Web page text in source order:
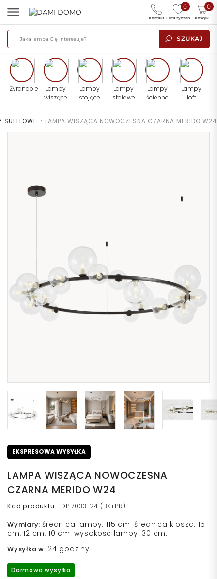
SZUKAJ
0
Lista życzeń
0
Koszyk
Kontakt
Żyrandole
Lampy
wiszące
Lampy
stojące
Lampy
stołowe
Lampy
ścienne
Lampy
loft
SUFITOWE > LAMPA WISZĄCA NOWOCZESNA CZARNA MERIDO W24
EKSPRESOWA WYSYŁKA
LAMPA WISZĄCA NOWOCZESNA
CZARNA MERIDO W24
Kod produktu: LDP 7033-24 (BK+PR)
Wymiary: średnica lampy: 115 cm. średnica klosza: 15
cm, 12 cm, 10 cm. wysokość lampy: 30 cm.
Wysyłka w: 24 godziny
Darmowa wysyłka